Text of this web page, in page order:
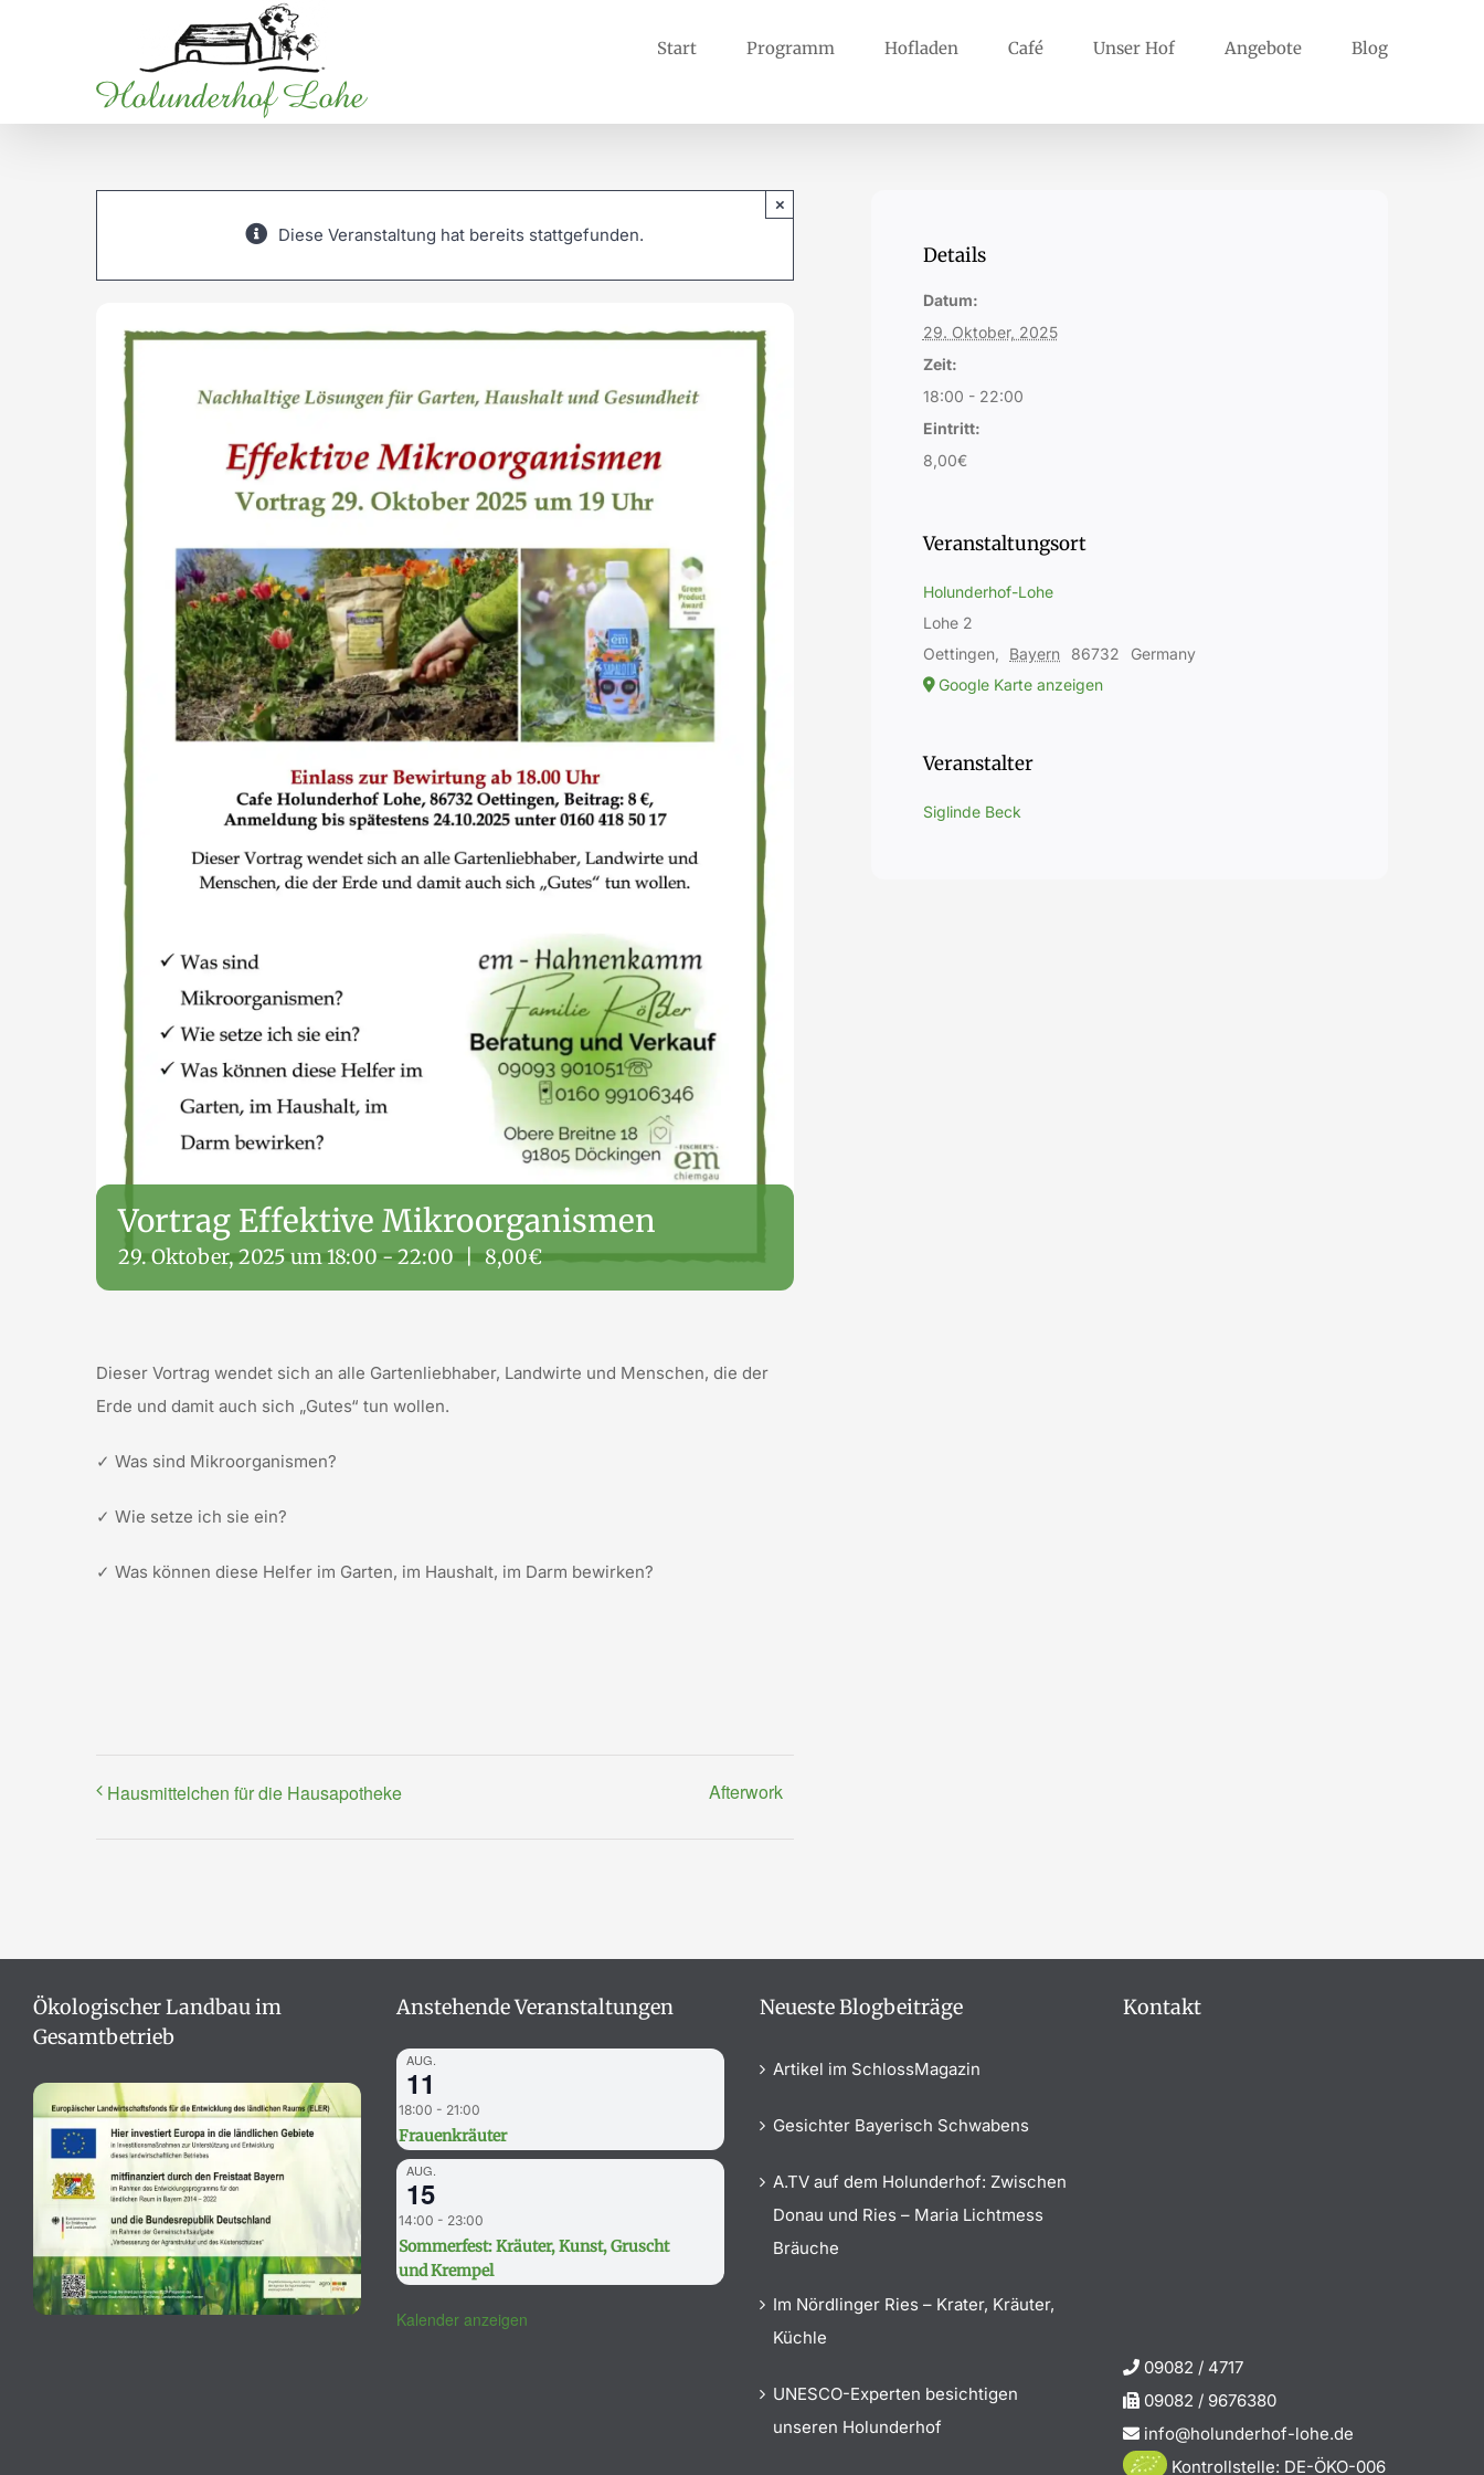
Start Programm Hofladen Café Unser Hof Angebote Blog
Diese Veranstaltung hat bereits stattgefunden.
×
Vortrag Effektive Mikroorganismen
29. Oktober, 2025 um 18:00-22:00 | 8,00€
Dieser Vortrag wendet sich an alle Gartenliebhaber, Landwirte und Menschen, die der
Erde und damit auch sich „Gutes“ tun wollen.
✓ Was sind Mikroorganismen?
✓ Wie setze ich sie ein?
✓ Was können diese Helfer im Garten, im Haushalt, im Darm bewirken?
Hausmittelchen für die Hausapotheke Afterwork
Details
Datum:
29. Oktober, 2025
Zeit:
18:00 - 22:00
Eintritt:
8,00€
Veranstaltungsort
Holunderhof-Lohe
Lohe 2
Oettingen, Bayern 86732
Germany
Google Karte anzeigen
Veranstalter
Siglinde Beck
Ökologischer Landbau im
Gesamtbetrieb
Anstehende Veranstaltungen
AUG.
11
18:00 - 21:00
Frauenkräuter
AUG.
15
14:00 - 23:00
Sommerfest: Kräuter, Kunst, Gruscht
und Krempel
Kalender anzeigen
Neueste Blogbeiträge
Artikel im SchlossMagazin
Gesichter Bayerisch Schwabens
A.TV auf dem Holunderhof: Zwischen
Donau und Ries – Maria Lichtmess
Bräuche
Im Nördlinger Ries – Krater, Kräuter,
Küchle
UNESCO-Experten besichtigen
unseren Holunderhof
Kontakt
09082 / 4717
09082 / 9676380
info@holunderhof-lohe.de
Kontrollstelle: DE-ÖKO-006